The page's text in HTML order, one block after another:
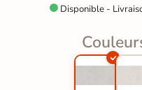
 Disponible -